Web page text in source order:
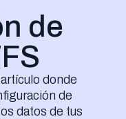
de
donde
de
datos de tus
que transformará por